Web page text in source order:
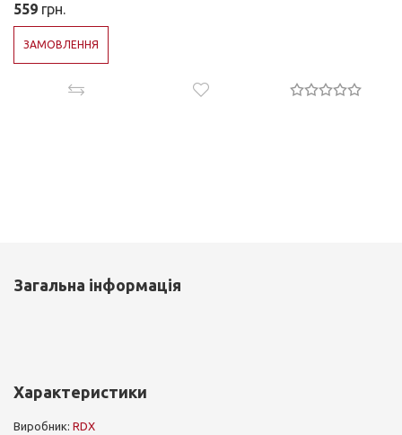
559 грн.
ЗАМОВЛЕННЯ
Загальна інформація
Характеристики
Виробник: RDX